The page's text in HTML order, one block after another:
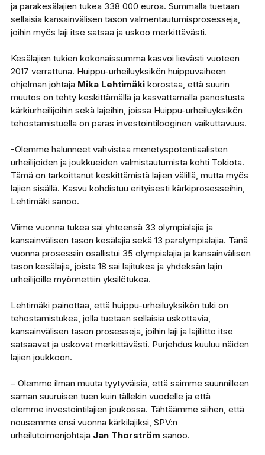
ja parakesälajien tukea 338 000 euroa. Summalla tuetaan
sellaisia kansainvälisen tason valmentautumisprosesseja,
joihin myös laji itse satsaa ja uskoo merkittävästi.
Kesälajien tukien kokonaissumma kasvoi lievästi vuoteen
2017 verrattuna. Huippu-urheiluyksikön huippuvaiheen
ohjelman johtaja Mika Lehtimäkikorostaa, että suurin
muutos on tehty keskittämällä ja kasvattamalla panostusta
kärkiurheilijoihin sekä lajeihin, joissa Huippu-urheiluyksikön
tehostamistuella on paras investointilooginen vaikuttavuus.
-Olemme halunneet vahvistaa menetyspotentiaalisten
urheilijoiden ja joukkueiden valmistautumista kohti Tokiota.
Tämä on tarkoittanut keskittämistä lajien välillä, mutta myös
lajien sisällä. Kasvu kohdistuu erityisesti kärkiprosesseihin,
Lehtimäki sanoo.
Viime vuonna tukea sai yhteensä 33 olympialajia ja
kansainvälisen tason kesälajia sekä 13 paralympialajia. Tänä
vuonna prosessiin osallistui 35 olympialajia ja kansainvälisen
tason kesälajia, joista 18 sai lajitukea ja yhdeksän lajin
urheilijoille myönnettiin yksilötukea.
Lehtimäki painottaa, että huippu-urheiluyksikön tuki on
tehostamistukea, jolla tuetaan sellaisia uskottavia,
kansainvälisen tason prosesseja, joihin laji ja lajiliitto itse
satsaavat ja uskovat merkittävästi. Purjehdus kuuluu näiden
lajien joukkoon.
– Olemme ilman muuta tyytyväisiä, että saimme suunnilleen
saman suuruisen tuen kuin tällekin vuodelle ja että
olemme investointilajien joukossa. Tähtäämme siihen, että
nousemme ensi vuonna kärkilajiksi, SPV:n
urheilutoimenjohtaja Jan Thorström sanoo.